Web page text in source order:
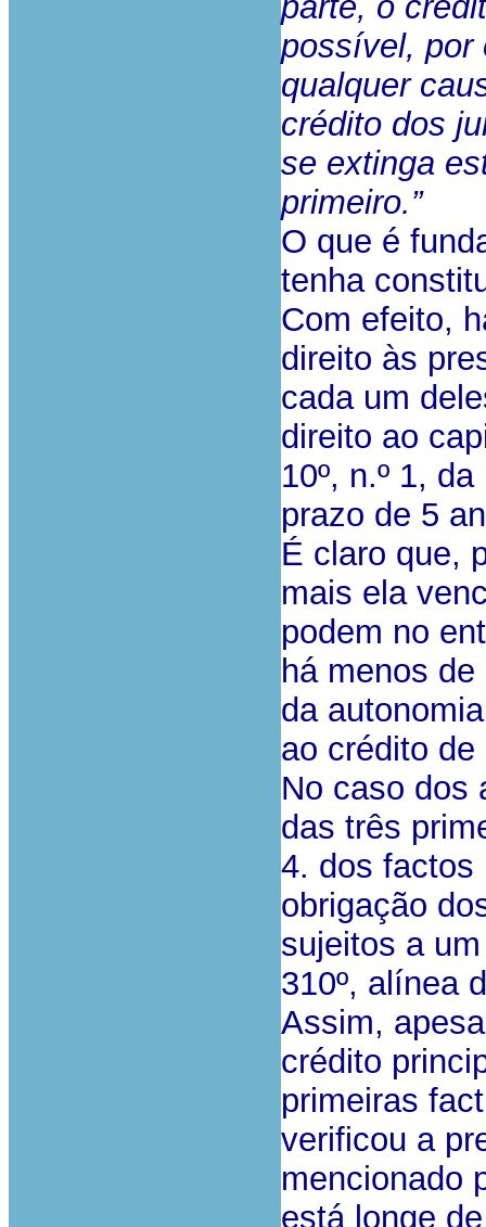
possível, por
qualquer
crédito dos
se extinga
primeiro.”
O que é
tenha
Com efeito,
direito às
cada um
direito ao
10º, n.º 1,
prazo de 5
É claro que,
mais ela
podem no
há menos
da
ao crédito
No caso dos
das três
4. dos factos
obrigação
sujeitos a
310º, alínea
Assim,
crédito
primeiras
verificou a
mencionado
está longe